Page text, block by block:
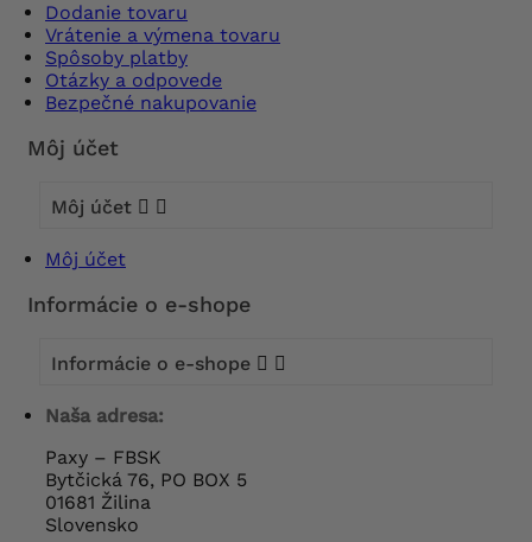
Dodanie tovaru
Vrátenie a výmena tovaru
Spôsoby platby
Otázky a odpovede
Bezpečné nakupovanie
Môj účet
Môj účet  
Môj účet
Informácie o e-shope
Informácie o e-shope  
Naša adresa:
Paxy – FBSK
Bytčická 76, PO BOX 5
01681 Žilina
Slovensko